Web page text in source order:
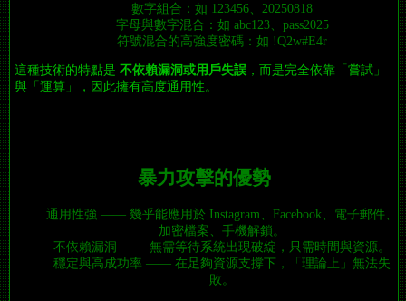
數字組合：如 123456、20250818
字母與數字混合：如 abc123、pass2025
符號混合的高強度密碼：如 !Q2w#E4r
這種技術的特點是 不依賴漏洞或用戶失誤 ，而是完全依靠「嘗試」
與「運算」，因此擁有高度通用性。
暴力攻擊的優勢
通用性強 —— 幾乎能應用於 Instagram、Facebook、電子郵件、
加密檔案、手機解鎖。
不依賴漏洞 —— 無需等待系統出現破綻，只需時間與資源。
穩定與高成功率 —— 在足夠資源支撐下，「理論上」無法失
敗。